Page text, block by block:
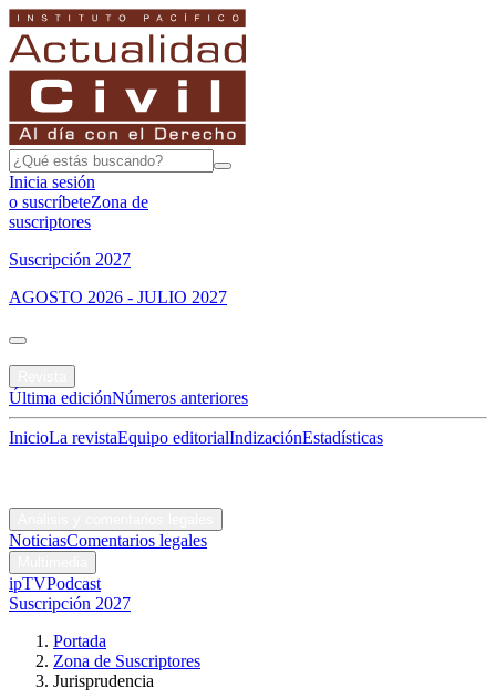
Inicia sesión
o suscríbeteZona de
suscriptores
Suscripción 2027
AGOSTO 2026 - JULIO 2027
Última ediciónNúmeros anteriores
InicioLa revistaEquipo editorialIndizaciónEstadísticas
NoticiasComentarios legales
ipTVPodcast
Suscripción 2027
Portada
Zona de Suscriptores
Jurisprudencia